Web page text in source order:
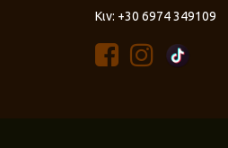
Κιν: +30 6974 349109